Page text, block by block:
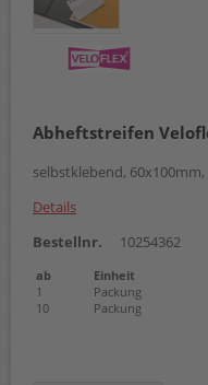
Abheftstreifen
selbstklebend, 60x100mm,
Details
Bestellnr.
10254362
ab Einheit
1
Packung
10
Packung